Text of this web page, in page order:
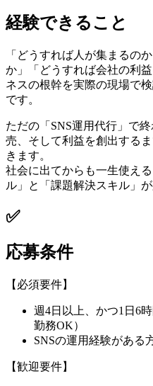
経験できること
「どうすれば人が集まるの
か」「どうすれば会社の利
ネスの根幹を実際の現場で
です。
ただの「SNS運用代行」で
売、そして利益を創出する
きます。
社会に出てからも一生使え
ル」と「課題解決スキル」が
✅
応募条件
【必須要件】
週4日以上、かつ1日6
勤務OK）
SNSの運用経験がある
【歓迎要件】